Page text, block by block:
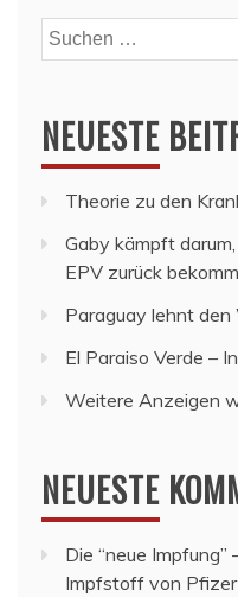
Suchen
nach:
NEUESTE
Theorie zu den
Gaby kämpft
EPV zurück
Paraguay lehnt
El Paraiso Verde –
Weitere Anzeigen
NEUESTE
Die “neue
Impfstoff von